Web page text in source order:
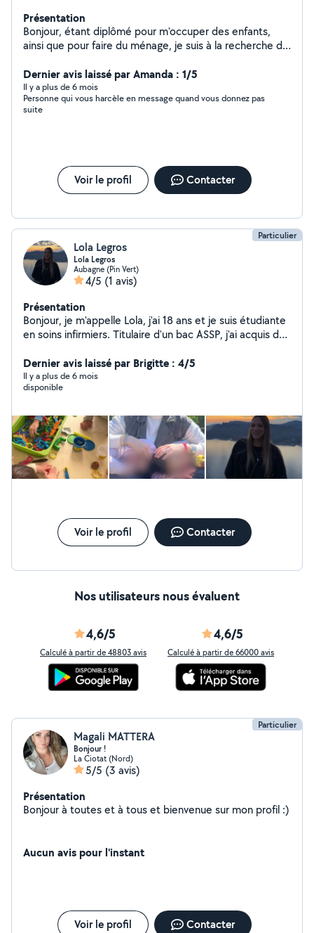
Présentation
Bonjour, étant diplômé pour m'occuper des enfants,
ainsi que pour faire du ménage, je suis à la recherche de
aider n'hésitez pas à me contacter cordialement
Dernier avis laissé par Amanda : 1/5
Il y a plus de 6 mois
Personne qui vous harcèle en message quand vous donnez pas
suite
Voir le profil Contacter
Particulier
Lola Legros
Lola Legros
Aubagne (Pin Vert)
4/5 (1 avis)
Présentation
Bonjour, je m'appelle Lola, j'ai 18 ans et je suis étudiante
en soins infirmiers. Titulaire d'un bac ASSP, j'ai acquis de
et je souhaite devenir infirmière puéricultrice. Sérieuse,
douce et bienveillante, je suis diplômée du BAFA depuis
2 ans, avec plus de 4 mois en centre de loisirs
d'enfants de 3 mois à 12 ans. Je peux fournir des
recommandations. Je suis véhiculée et disponible pour
des gardes ponctuelles (soirées, week-ends,
périscolaire, vacances). Au plaisir de vous rendre service
!
Dernier avis laissé par Brigitte : 4/5
Il y a plus de 6 mois
disponible
Voir le profil Contacter
Nos utilisateurs nous évaluent
4,6/5
Calculé à partir de 48803 avis
4,6/5
Calculé à partir de 66000 avis
Particulier
Magali MATTERA
Bonjour !
La Ciotat (Nord)
5/5 (3 avis)
Présentation
Bonjour à toutes et à tous et bienvenue sur mon profil :)
Aucun avis pour l'instant
Voir le profil Contacter